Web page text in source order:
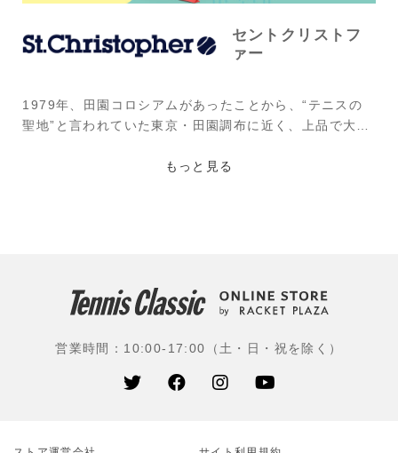
セントクリストフ
ァー
1979年、田園コロシアムがあったことから、“テニスの
聖地”と言われていた東京・田園調布に近く、上品で大人
ンドとして誕生。そのコンセプトは現在まで変わること
使用選手：石井さやか(HSS)
もっと見る
営業時間：10:00-17:00（土・日・祝を除く）